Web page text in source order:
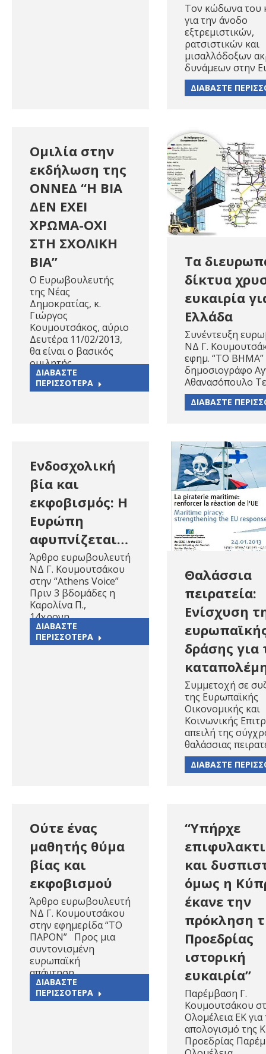
Τον κώδωνα του
για την άνοδο
εξτρεμιστικών,
ρατσιστικών και
μισαλλόδοξων
δυνάμεων στην
ΔΙΑΒΑΣΤΕ
Ομιλία στην
εκδήλωση της
ΟΝΝΕΔ “Η ΒΙΑ
ΔΕΝ ΕΧΕΙ
ΧΡΩΜΑ-ΟΧΙ
ΣΤΗ ΣΧΟΛΙΚΗ
ΒΙΑ”
Ο Ευρωβουλευτής
της Νέας
Δημοκρατίας, κ.
Γιώργος
Κουμουτσάκος, αύριο
Δευτέρα 11/02/2013,
θα είναι ο βασικός
ομιλητής…
ΔΙΑΒΑΣΤΕ
ΠΕΡΙΣΣΟΤΕΡΑ
Τα
δίκτυα
ευκαιρία
Ελλάδα
Συνέντευξη
ΝΔ Γ.
εφημ. “ΤΟ ΒΗΜΑ”
δημοσιογράφο
Αθανασόπουλο
ΔΙΑΒΑΣΤΕ
Ενδοσχολική
βία και
εκφοβισμός: Η
Ευρώπη
αφυπνίζεται…
Άρθρο ευρωβουλευτή
ΝΔ Γ. Κουμουτσάκου
στην “Athens Voice”
Πριν 3 βδομάδες η
Καρολίνα Π.,
14χρονη…
ΔΙΑΒΑΣΤΕ
ΠΕΡΙΣΣΟΤΕΡΑ
Θαλάσσια
πειρατεία:
Ενίσχυση
δράσης για
Συμμετοχή σε
της Ευρωπαϊκής
Οικονομικής και
Κοινωνικής
απειλή της
θαλάσσιας
ΔΙΑΒΑΣΤΕ
Ούτε ένας
μαθητής θύμα
βίας και
εκφοβισμού
Άρθρο ευρωβουλευτή
ΝΔ Γ. Κουμουτσάκου
στην εφημερίδα “ΤΟ
ΠΑΡΟΝ” Προς μια
συντονισμένη
ευρωπαϊκή
απάντηση…
ΔΙΑΒΑΣΤΕ
ΠΕΡΙΣΣΟΤΕΡΑ
“Υπήρχε
και
όμως η
έκανε την
πρόκληση
Προεδρίας
ιστορική
ευκαιρία”
Παρέμβαση Γ.
Κουμουτσάκου
Ολομέλεια ΕΚ για
απολογισμό της
Προεδρίας